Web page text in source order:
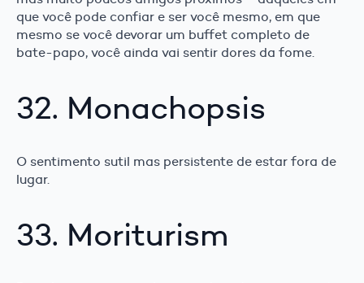
que você pode confiar e ser você mesmo, em que
mesmo se você devorar um buffet completo de
bate-papo, você ainda vai sentir dores da fome.
32. Monachopsis
O sentimento sutil mas persistente de estar fora de
lugar.
33. Moriturism